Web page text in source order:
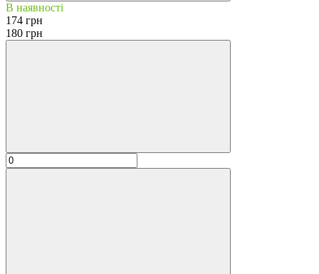
В наявності
174 грн
180 грн